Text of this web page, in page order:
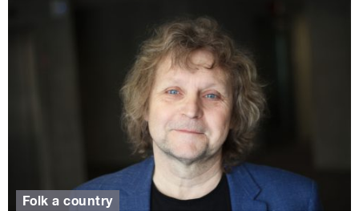
Folk a country